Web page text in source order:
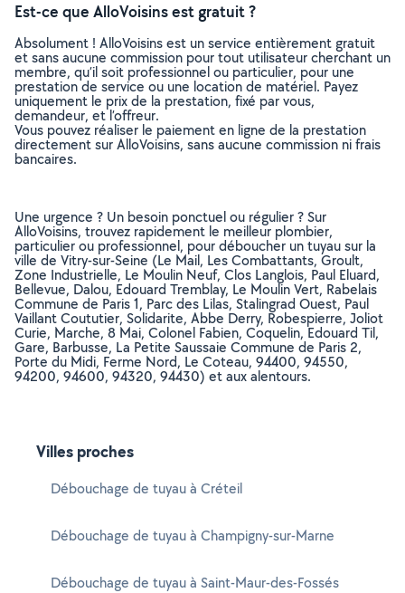
Est-ce que AlloVoisins est gratuit ?
Absolument ! AlloVoisins est un service entièrement gratuit
et sans aucune commission pour tout utilisateur cherchant un
membre, qu’il soit professionnel ou particulier, pour une
prestation de service ou une location de matériel. Payez
uniquement le prix de la prestation, fixé par vous,
demandeur, et l’offreur.
Vous pouvez réaliser le paiement en ligne de la prestation
directement sur AlloVoisins, sans aucune commission ni frais
bancaires.
Une urgence ? Un besoin ponctuel ou régulier ? Sur
AlloVoisins, trouvez rapidement le meilleur plombier,
particulier ou professionnel, pour déboucher un tuyau sur la
ville de Vitry-sur-Seine (Le Mail, Les Combattants, Groult,
Zone Industrielle, Le Moulin Neuf, Clos Langlois, Paul Eluard,
Bellevue, Dalou, Edouard Tremblay, Le Moulin Vert, Rabelais
Commune de Paris 1, Parc des Lilas, Stalingrad Ouest, Paul
Vaillant Coututier, Solidarite, Abbe Derry, Robespierre, Joliot
Curie, Marche, 8 Mai, Colonel Fabien, Coquelin, Edouard Til,
Gare, Barbusse, La Petite Saussaie Commune de Paris 2,
Porte du Midi, Ferme Nord, Le Coteau, 94400, 94550,
94200, 94600, 94320, 94430) et aux alentours.
Villes proches
Débouchage de tuyau à Créteil
Débouchage de tuyau à Champigny-sur-Marne
Débouchage de tuyau à Saint-Maur-des-Fossés